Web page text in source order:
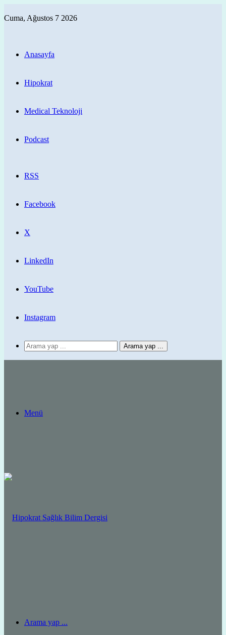
Cuma, Ağustos 7 2026
Anasayfa
Hipokrat
Medical Teknoloji
Podcast
RSS
Facebook
X
LinkedIn
YouTube
Instagram
Arama yap ...
Menü
Arama yap ...